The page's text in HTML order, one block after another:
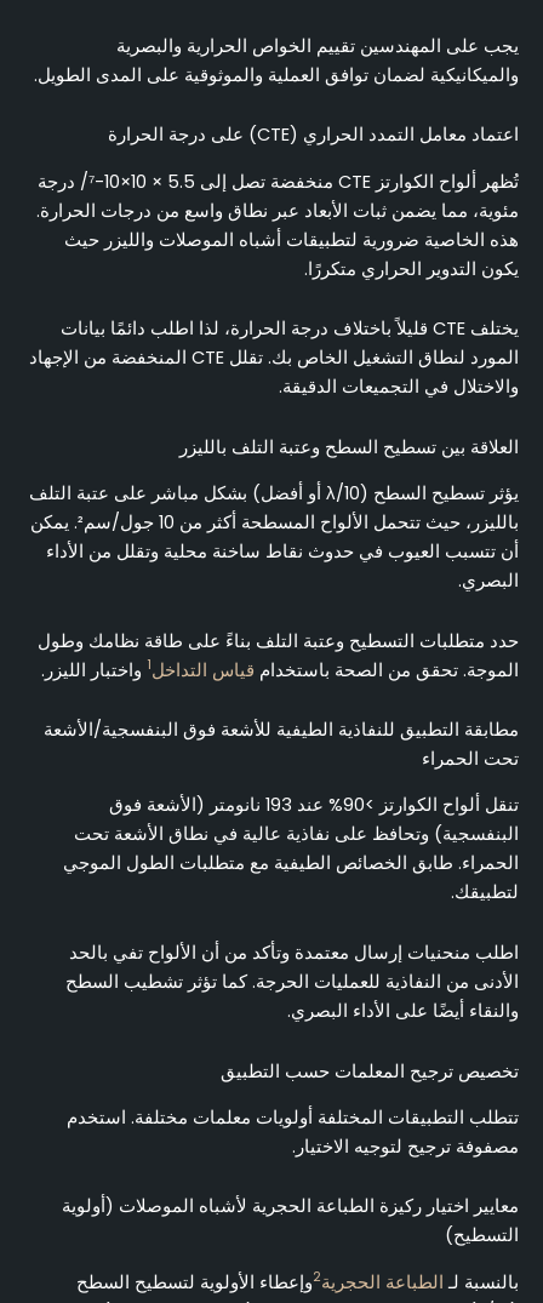
يجب على المهندسين تقييم الخواص الحرارية والبصرية
والميكانيكية لضمان توافق العملية والموثوقية على المدى الطويل.
اعتماد معامل التمدد الحراري (CTE) على درجة الحرارة
تُظهر ألواح الكوارتز CTE منخفضة تصل إلى 5.5 × 10×10-⁷/ درجة
مئوية، مما يضمن ثبات الأبعاد عبر نطاق واسع من درجات الحرارة.
هذه الخاصية ضرورية لتطبيقات أشباه الموصلات والليزر حيث
يكون التدوير الحراري متكررًا.
يختلف CTE قليلاً باختلاف درجة الحرارة، لذا اطلب دائمًا بيانات
المورد لنطاق التشغيل الخاص بك. تقلل CTE المنخفضة من الإجهاد
والاختلال في التجميعات الدقيقة.
العلاقة بين تسطيح السطح وعتبة التلف بالليزر
يؤثر تسطيح السطح (λ/10 أو أفضل) بشكل مباشر على عتبة التلف
بالليزر، حيث تتحمل الألواح المسطحة أكثر من 10 جول/سم². يمكن
أن تتسبب العيوب في حدوث نقاط ساخنة محلية وتقلل من الأداء
البصري.
حدد متطلبات التسطيح وعتبة التلف بناءً على طاقة نظامك وطول
الموجة. تحقق من الصحة باستخدام قياس التداخل1 واختبار الليزر.
مطابقة التطبيق للنفاذية الطيفية للأشعة فوق البنفسجية/الأشعة
تحت الحمراء
تنقل ألواح الكوارتز >90% عند 193 نانومتر (الأشعة فوق
البنفسجية) وتحافظ على نفاذية عالية في نطاق الأشعة تحت
الحمراء. طابق الخصائص الطيفية مع متطلبات الطول الموجي
لتطبيقك.
اطلب منحنيات إرسال معتمدة وتأكد من أن الألواح تفي بالحد
الأدنى من النفاذية للعمليات الحرجة. كما تؤثر تشطيب السطح
والنقاء أيضًا على الأداء البصري.
تخصيص ترجيح المعلمات حسب التطبيق
تتطلب التطبيقات المختلفة أولويات معلمات مختلفة. استخدم
مصفوفة ترجيح لتوجيه الاختيار.
معايير اختيار ركيزة الطباعة الحجرية لأشباه الموصلات (أولوية
التسطيح)
بالنسبة لـ الطباعة الحجرية2وإعطاء الأولوية لتسطيح السطح